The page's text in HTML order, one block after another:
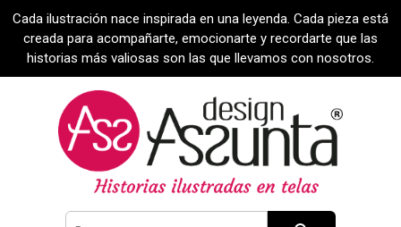
Cada ilustración nace inspirada en una leyenda. Cada pieza está
creada para acompañarte, emocionarte y recordarte que las
historias más valiosas son las que llevamos con nosotros.